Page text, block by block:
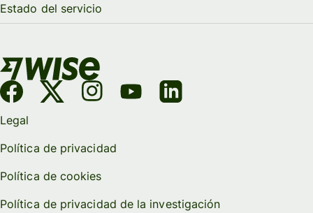
Estado del servicio
Legal
Política de privacidad
Política de cookies
Política de privacidad de la investigación